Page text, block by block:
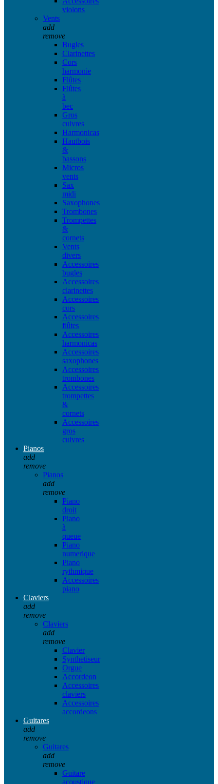
violons
Vents
add
remove
Bugles
Clarinettes
Cors
harmonie
Flûtes
Flûtes
à
bec
Gros
cuivres
Harmonicas
Hautbois
&
bassons
Micros
vents
Sax
midi
Saxophones
Trombones
Trompettes
&
cornets
Vents
divers
Accessoires
bugles
Accessoires
clarinettes
Accessoires
cors
Accessoires
flûtes
Accessoires
harmonicas
Accessoires
saxophones
Accessoires
trombones
Accessoires
trompettes
&
cornets
Accessoires
gros
cuivres
Pianos
add
remove
Pianos
add
remove
Piano
droit
Piano
à
queue
Piano
numerique
Piano
rythmique
Accessoires
piano
Claviers
add
remove
Claviers
add
remove
Clavier
Synthetiseur
Orgue
Accordeon
Accessoires
claviers
Accessoires
accordeons
Guitares
add
remove
Guitares
add
remove
Guitare
acoustique